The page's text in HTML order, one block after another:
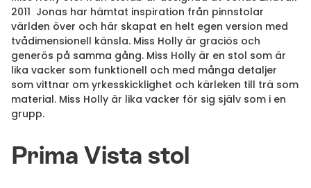
2011 Jonas har hämtat inspiration från pinnstolar
världen över och här skapat en helt egen version med
tvådimensionell känsla. Miss Holly är graciös och
generös på samma gång. Miss Holly är en stol som är
lika vacker som funktionell och med många detaljer
som vittnar om yrkesskicklighet och kärleken till trä som
material. Miss Holly är lika vacker för sig själv som i en
grupp.
Prima Vista stol